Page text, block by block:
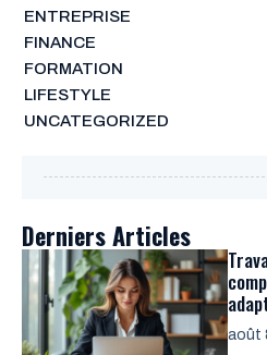
ENTREPRISE
FINANCE
FORMATION
LIFESTYLE
UNCATEGORIZED
Derniers Articles
août